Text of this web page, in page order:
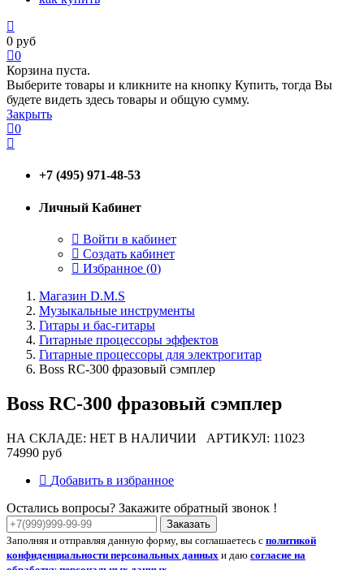
0 руб
0
Корзина пуста.
Выберите товары и кликните на кнопку Купить, тогда Вы
будете видеть здесь товары и общую сумму.
Закрыть
0
+7 (495) 971-48-53
Личный Кабинет
Войти в кабинет
Создать кабинет
Избранное (0)
Магазин D.M.S
Музыкальные инструменты
Гитары и бас-гитары
Гитарные процессоры эффектов
Гитарные процессоры для электрогитар
Boss RC-300 фразовый сэмплер
Boss RC-300 фразовый сэмплер
НА СКЛАДЕ: НЕТ В НАЛИЧИИ АРТИКУЛ: 11023
74990 руб
Добавить в избранное
Остались вопросы? Закажите обратный звонок !
Заказать
Заполняя и отправляя данную форму, вы соглашаетесь с политикой
конфиденциальности персональных данных и даю согласие на